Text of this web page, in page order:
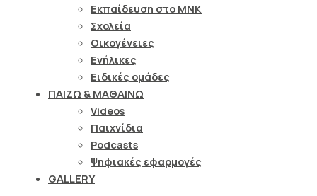
Εκπαίδευση στο ΜΝΚ
Σχολεία
Οικογένειες
Ενήλικες
Ειδικές ομάδες
ΠΑΙΖΩ & ΜΑΘΑΙΝΩ
Videos
Παιχνίδια
Podcasts
Ψηφιακές εφαρμογές
GALLERY